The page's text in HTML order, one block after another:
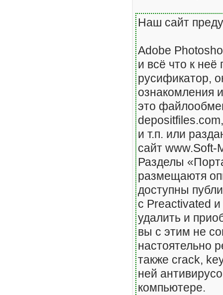
Наш сайт
Adobe
и всё что к
русификатор,
ознакомления
это
и т.п. или
сайт www.Soft-
Разделы
размещаютя
доступны
с Preactivated
удалить и
вы с этим не
настоятельно
также crack,
ней
компьютере.